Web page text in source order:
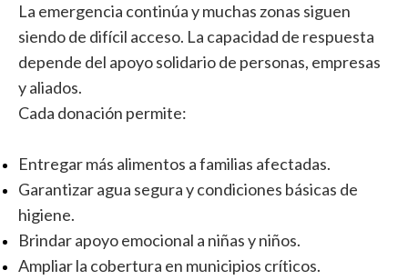
La emergencia continúa y muchas zonas siguen
siendo de difícil acceso. La capacidad de respuesta
depende del apoyo solidario de personas, empresas
y aliados.
Cada donación permite:
Entregar más alimentos a familias afectadas.
Garantizar agua segura y condiciones básicas de
higiene.
Brindar apoyo emocional a niñas y niños.
Ampliar la cobertura en municipios críticos.